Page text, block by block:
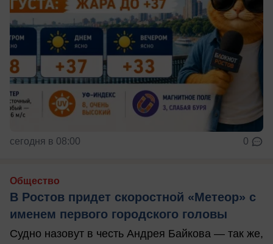
сегодня в 08:00 0
Общество
В Ростов придет скоростной «Метеор» с
именем первого городского головы
Судно назовут в честь Андрея Байкова — так же,